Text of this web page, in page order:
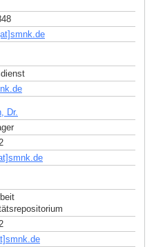
de
de
Dr.
.de
.de